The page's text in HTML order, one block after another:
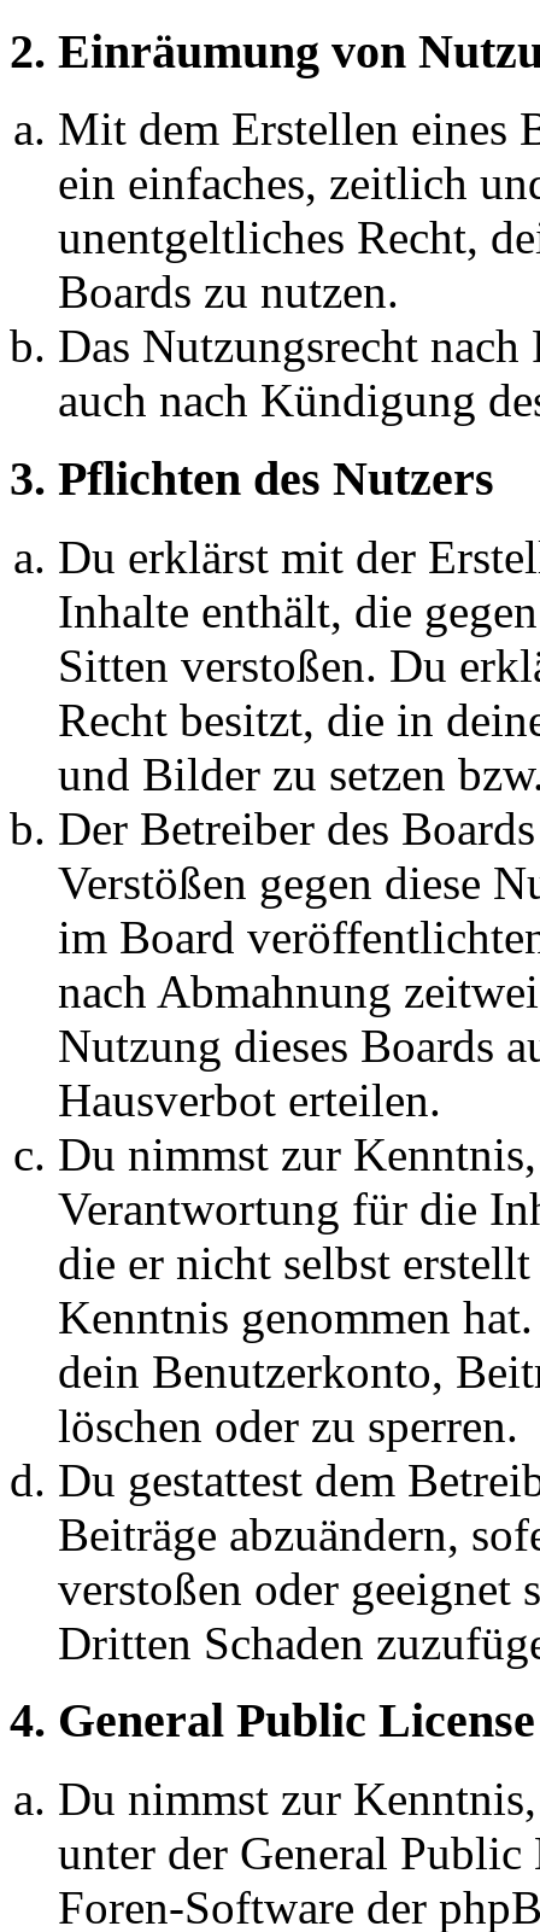
2. Einräumung von
Mit dem Erstellen eines
ein einfaches, zeitlich
unentgeltliches Recht,
Boards zu nutzen.
Das Nutzungsrecht
auch nach Kündigung
3. Pflichten des Nutzers
Du erklärst mit der
Inhalte enthält, die
Sitten verstoßen. Du
Recht besitzt, die in
und Bilder zu setzen
Der Betreiber des
Verstößen gegen diese
im Board
nach Abmahnung
Nutzung dieses Boards
Hausverbot erteilen.
Du nimmst zur
Verantwortung für die
die er nicht selbst
Kenntnis genommen
dein Benutzerkonto,
löschen oder zu sperren.
Du gestattest dem
Beiträge abzuändern,
verstoßen oder geeignet
Dritten Schaden
4. General Public License
Du nimmst zur
unter der General
Foren-Software der